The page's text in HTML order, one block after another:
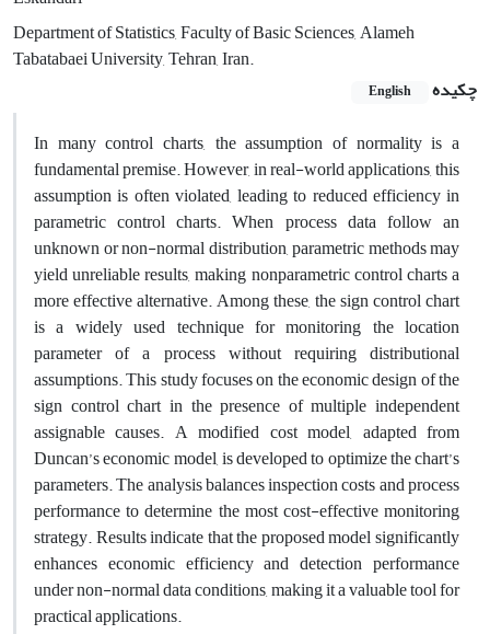
Department of Statistics, Faculty of Basic Sciences, Alameh
Tabatabaei University, Tehran, Iran.
چکیده
English
In many control charts, the assumption of normality is a
fundamental premise. However, in real-world applications, this
assumption is often violated, leading to reduced efficiency in
parametric control charts. When process data follow an
unknown or non-normal distribution, parametric methods may
yield unreliable results, making nonparametric control charts a
more effective alternative. Among these, the sign control chart
is a widely used technique for monitoring the location
parameter of a process without requiring distributional
assumptions. This study focuses on the economic design of the
sign control chart in the presence of multiple independent
assignable causes. A modified cost model, adapted from
Duncan’s economic model, is developed to optimize the chart’s
parameters. The analysis balances inspection costs and process
performance to determine the most cost-effective monitoring
strategy. Results indicate that the proposed model significantly
enhances economic efficiency and detection performance
under non-normal data conditions, making it a valuable tool for
practical applications.